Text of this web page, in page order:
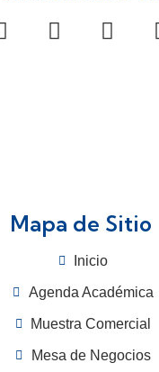
Mapa de Sitio
Inicio
Agenda Académica
Muestra Comercial
Mesa de Negocios